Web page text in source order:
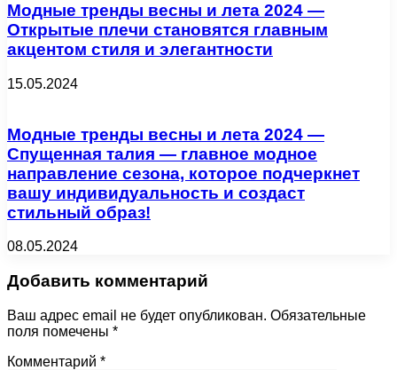
Модные тренды весны и лета 2024 —
Открытые плечи становятся главным
акцентом стиля и элегантности
15.05.2024
Модные тренды весны и лета 2024 —
Спущенная талия — главное модное
направление сезона, которое подчеркнет
вашу индивидуальность и создаст
стильный образ!
08.05.2024
Добавить комментарий
Ваш адрес email не будет опубликован. Обязательные
поля помечены *
Комментарий *